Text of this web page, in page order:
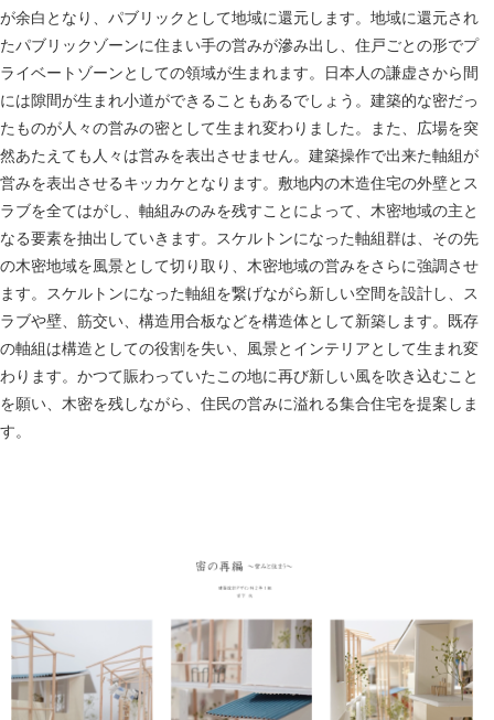
が余白となり、パブリックとして地域に還元します。地域に還元され
たパブリックゾーンに住まい手の営みが滲み出し、住戸ごとの形でプ
ライベートゾーンとしての領域が生まれます。日本人の謙虚さから間
には隙間が生まれ小道ができることもあるでしょう。建築的な密だっ
たものが人々の営みの密として生まれ変わりました。また、広場を突
然あたえても人々は営みを表出させません。建築操作で出来た軸組が
営みを表出させるキッカケとなります。敷地内の木造住宅の外壁とス
ラブを全てはがし、軸組みのみを残すことによって、木密地域の主と
なる要素を抽出していきます。スケルトンになった軸組群は、その先
の木密地域を風景として切り取り、木密地域の営みをさらに強調させ
ます。スケルトンになった軸組を繋げながら新しい空間を設計し、ス
ラブや壁、筋交い、構造用合板などを構造体として新築します。既存
の軸組は構造としての役割を失い、風景とインテリアとして生まれ変
わります。かつて賑わっていたこの地に再び新しい風を吹き込むこと
を願い、木密を残しながら、住民の営みに溢れる集合住宅を提案しま
す。